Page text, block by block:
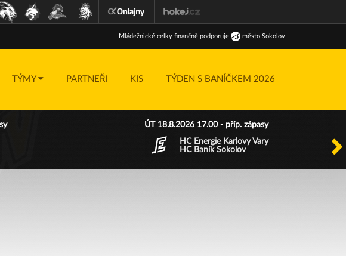
Ml ádežnické celky finančně podporuje město Sokolov
TÝMY PARTNEŘI KIS TÝDEN S BANÍČKEM 2026
ÚT 18.8.2026 17.00 - příp. zápasy
HC Energie Karlovy Vary
HC Baník Sokolov